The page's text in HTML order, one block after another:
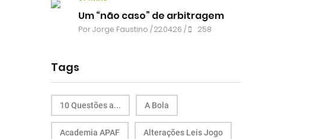
Um “não caso” de arbitragem
PorJorge Faustino / 22.04.26 / 258
Tags
10 Questões a... A Bola
Academia APAF Alterações Leis Jogo